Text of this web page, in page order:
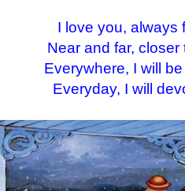
I love you, always
Near and far, closer
Everywhere, I will
Everyday, I will